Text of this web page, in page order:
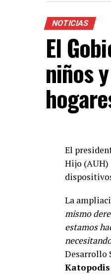
a
Además, el
argentino
habilitan
como de
“Hay
la libertad
Gráfica.
NOTICIAS
El
niños
El
Hijo (AUH)
La
mismo
estamos
Desarrollo
Katopodis